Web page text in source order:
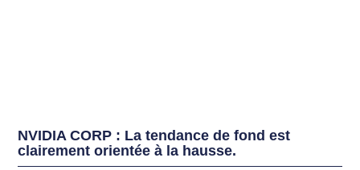
NVIDIA CORP : La tendance de fond est
clairement orientée à la hausse.